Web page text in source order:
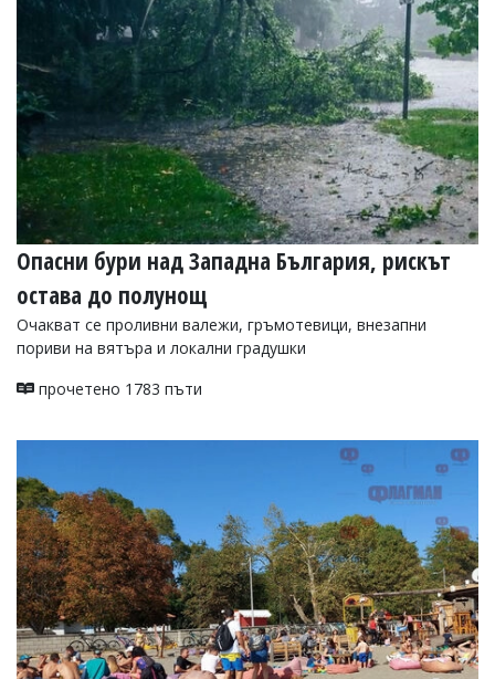
Опасни бури над Западна България, рискът
остава до полунощ
Очакват се проливни валежи, гръмотевици, внезапни
пориви на вятъра и локални градушки
прочетено 1783 пъти